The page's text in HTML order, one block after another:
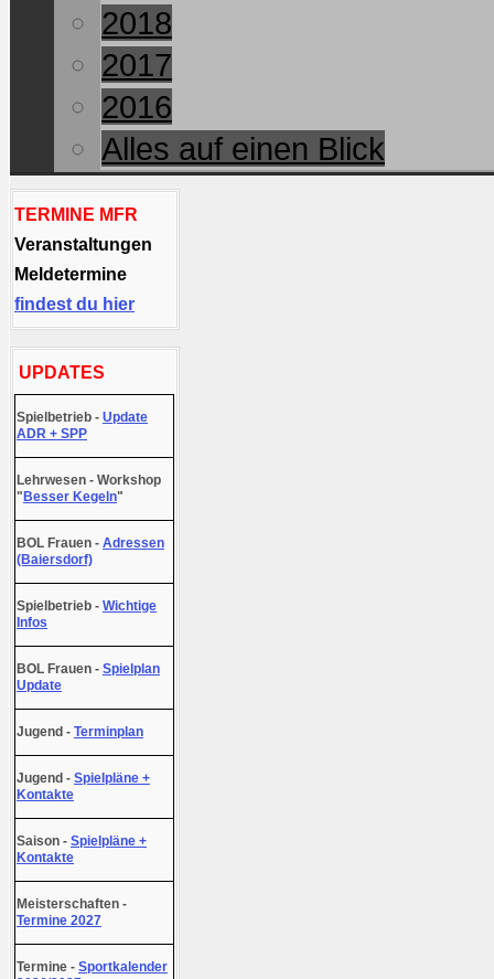
2018
2017
2016
Alles auf einen Blick
TERMINE MFR
Veranstaltungen
Meldetermine
findest du hier
UPDATES
Spielbetrieb - Update
ADR + SPP
Lehrwesen - Workshop
" Besser Kegeln"
BOL Frauen - Adressen
(Baiersdorf)
Spielbetrieb - Wichtige
Infos
BOL Frauen - Spielplan
Update
Jugend - Terminplan
Jugend - Spielpläne +
Kontakte
Saison - Spielpläne +
Kontakte
Meisterschaften -
Termine 2027
Termine - Sportkalender